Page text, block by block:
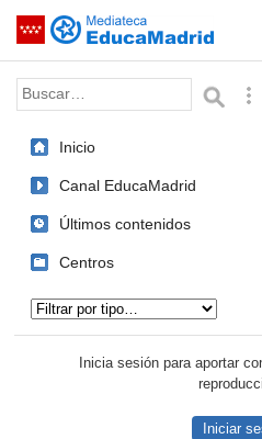
Saltar navegación
Palabra o frase:
Inicio
Canal EducaMadrid
Últimos contenidos
Centros
Inicia sesión para aportar
Iniciar